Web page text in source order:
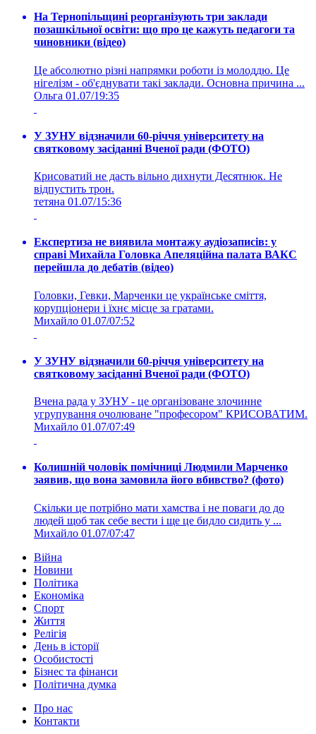
На Тернопільщині реорганізують три заклади
позашкільної освіти: що про це кажуть педагоги та
чиновники (відео)
Це абсолютно різні напрямки роботи із молоддю. Це
нігелізм - об'єднувати такі заклади. Основна причина ...
Ольга 01.07/19:35
У ЗУНУ відзначили 60-річчя університету на
святковому засіданні Вченої ради (ФОТО)
Крисоватий не дасть вільно дихнути Десятнюк. Не
відпустить трон.
тетяна 01.07/15:36
Експертиза не виявила монтажу аудіозаписів: у
справі Михайла Головка Апеляційна палата ВАКС
перейшла до дебатів (відео)
Головки, Гевки, Марченки це українське сміття,
корупціонери і їхнє місце за гратами.
Михайло 01.07/07:52
У ЗУНУ відзначили 60-річчя університету на
святковому засіданні Вченої ради (ФОТО)
Вчена рада у ЗУНУ - це організоване злочинне
угрупування очолюване "професором" КРИСОВАТИМ.
Михайло 01.07/07:49
Колишній чоловік помічниці Людмили Марченко
заявив, що вона замовила його вбивство? (фото)
Скільки це потрібно мати хамства і не поваги до до
людей щоб так себе вести і ще це бидло сидить у ...
Михайло 01.07/07:47
Війна
Новини
Політика
Економіка
Спорт
Життя
Релігія
День в історії
Особистості
Бізнес та фінанси
Політична думка
Про нас
Контакти